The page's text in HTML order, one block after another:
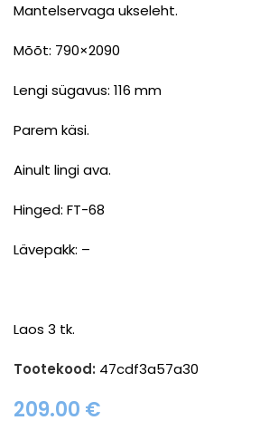
Mantelservaga ukseleht.
Mõõt: 790×2090
Lengi sügavus: 116 mm
Parem käsi.
Ainult lingi ava.
Hinged: FT-68
Lävepakk: –
Laos 3 tk.
Tootekood: 47cdf3a57a30
209.00 €